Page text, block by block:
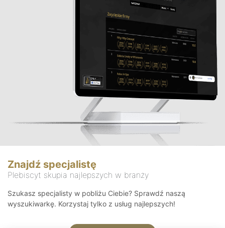
Znajdź specjalistę
Plebiscyt skupia najlepszych w branży
Szukasz specjalisty w pobliżu Ciebie? Sprawdź naszą
wyszukiwarkę. Korzystaj tylko z usług najlepszych!